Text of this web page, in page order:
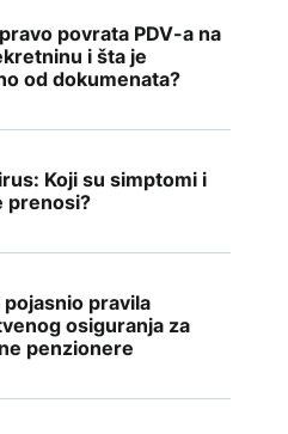
povrata PDV-a na
i šta je
od dokumenata?
Koji su simptomi i
prenosi?
pojasnio pravila
osiguranja za
penzionere